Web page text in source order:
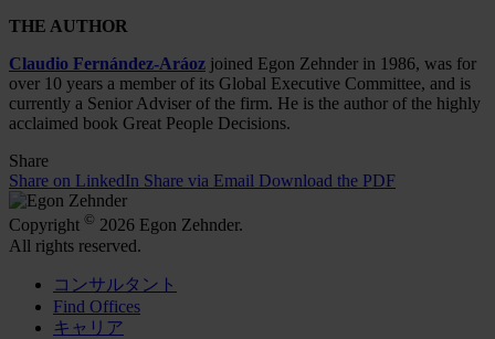
THE AUTHOR
Claudio Fernández-Aráoz joined Egon Zehnder in 1986, was for
over 10 years a member of its Global Executive Committee, and is
currently a Senior Adviser of the firm. He is the author of the highly
acclaimed book Great People Decisions.
Share
Share on LinkedIn Share via Email Download the PDF
Copyright © 2026 Egon Zehnder.
All rights reserved.
コンサルタント
Find Offices
キャリア